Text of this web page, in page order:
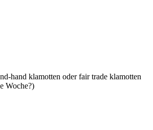
hand klamotten oder fair trade klamotten
Woche?)